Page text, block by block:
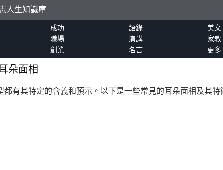
人生知識庫
成功 語錄
美文
職場 演講
家教
創業 名言 更多
朵面相
有其特定的含義和預示。以下是一些常見的耳朵面相及其特